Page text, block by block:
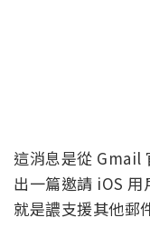
這消息是從 Gmail
出一篇邀請 iOS
就是譨支援其他郵